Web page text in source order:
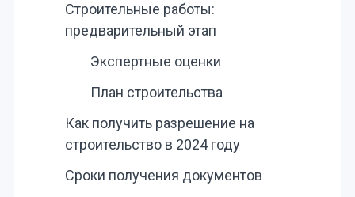
Строительные работы:
предварительный этап
Экспертные оценки
План строительства
Как получить разрешение на
строительство в 2024 году
Сроки получения документов